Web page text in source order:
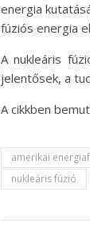
energia
fúziós energia
A nukleáris
jelentősek, a
A cikkben
amerikai
nukleáris fúzió